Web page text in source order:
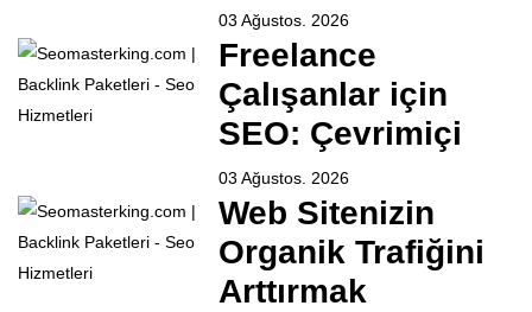
03 Ağustos. 2026
Freelance
Çalışanlar için
SEO: Çevrimiçi
03 Ağustos. 2026
Web Sitenizin
Organik Trafiğini
Arttırmak